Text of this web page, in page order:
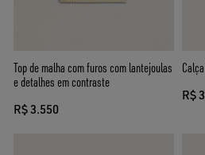
Top de malha com furos com lantejoulas
e detalhes em contraste
R$ 3.550
R$